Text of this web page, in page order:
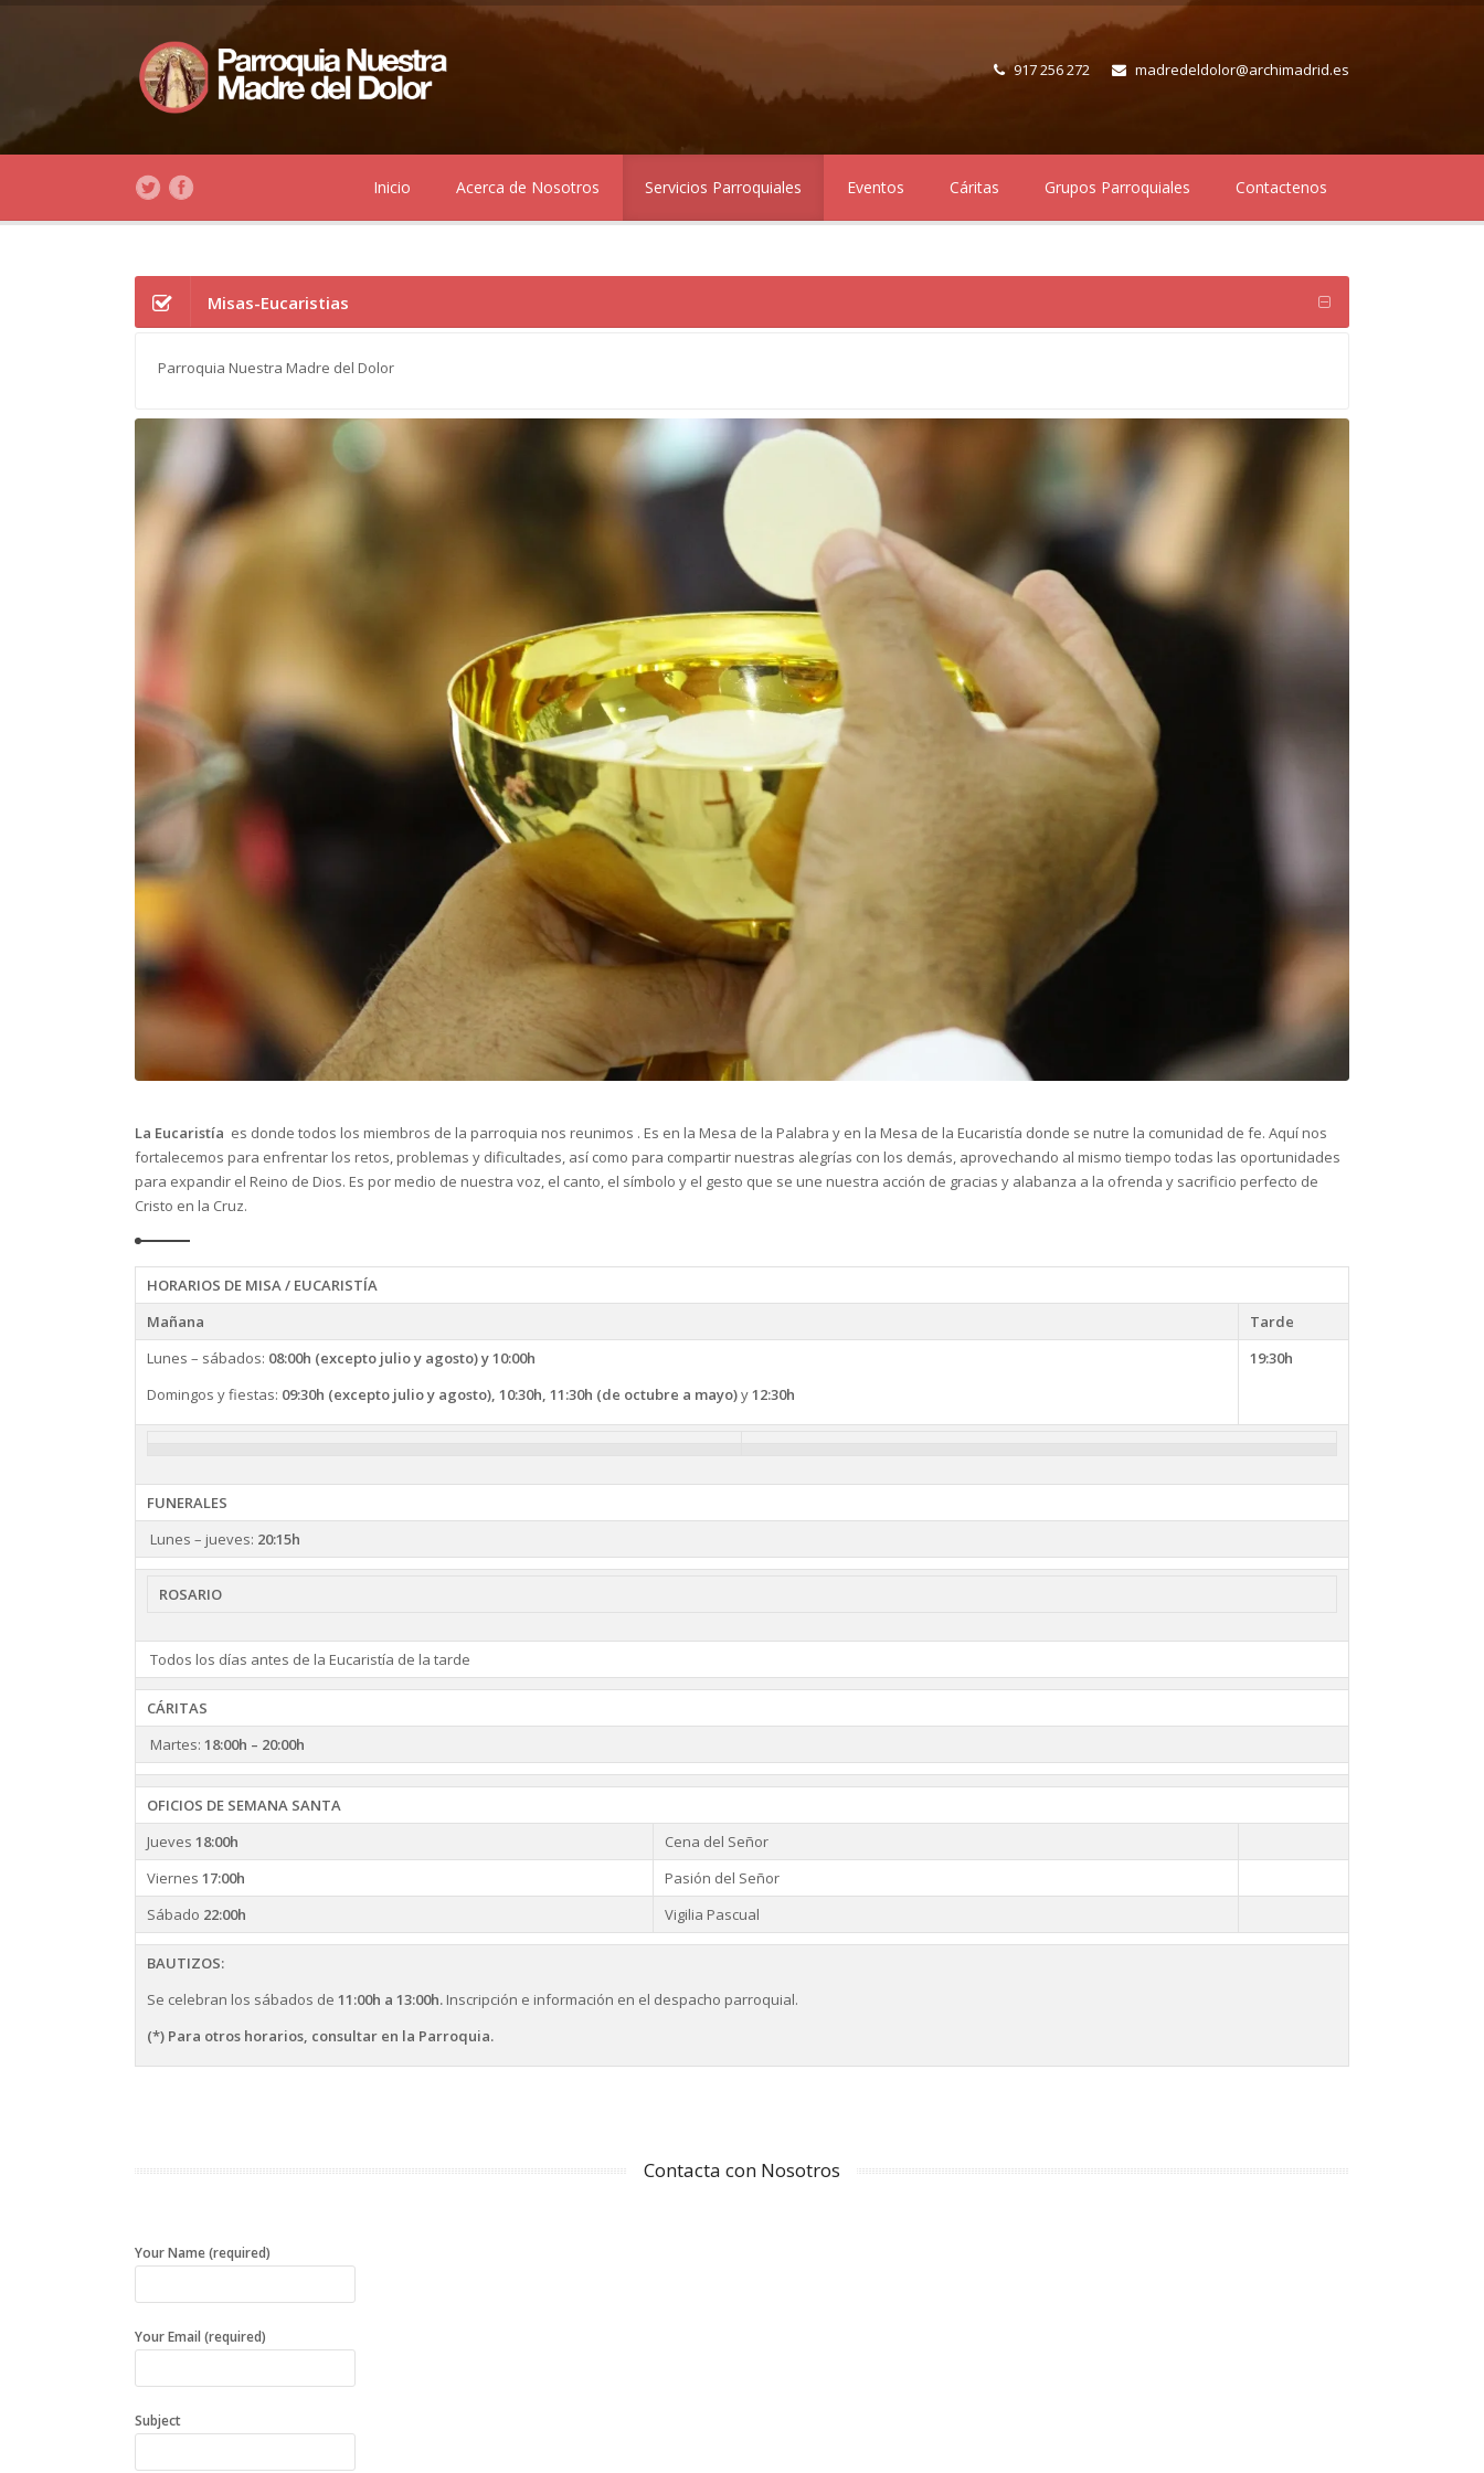
917 256 272 madredeldolor@archimadrid.es
Inicio Acerca de Nosotros Servicios Parroquiales Eventos Cáritas Grupos Parroquiales Contactenos
Misas-Eucaristias
Parroquia Nuestra Madre del Dolor
La Eucaristía es donde todos los miembros de la parroquia nos reunimos . Es en la Mesa de la Palabra y en la Mesa de la Eucaristía donde se nutre la comunidad de fe. Aquí nos
fortalecemos para enfrentar los retos, problemas y dificultades, así como para compartir nuestras alegrías con los demás, aprovechando al mismo tiempo todas las oportunidades
para expandir el Reino de Dios. Es por medio de nuestra voz, el canto, el símbolo y el gesto que se une nuestra acción de gracias y alabanza a la ofrenda y sacrificio perfecto de
Cristo en la Cruz.
HORARIOS DE MISA / EUCARISTÍA
Mañana
Tarde
Lunes – sábados: 08:00h (excepto julio y agosto) y 10:00h
Domingos y fiestas: 09:30h (excepto julio y agosto), 10:30h, 11:30h (de octubre a mayo)y12:30h
19:30h
FUNERALES
Lunes – jueves: 20:15h
ROSARIO
Todos los días antes de la Eucaristía de la tarde
CÁRITAS
Martes: 18:00h – 20:00h
OFICIOS DE SEMANA SANTA
Jueves 18:00h
Cena del Señor
Viernes 17:00h
Pasión del Señor
Sábado 22:00h Vigilia Pascual
BAUTIZOS:
Se celebran los sábados de 11:00h a 13:00h. Inscripción e información en el despacho parroquial.
(*) Para otros horarios, consultar en la Parroquia.
Contacta con Nosotros
Your Name (required)
Your Email (required)
Subject